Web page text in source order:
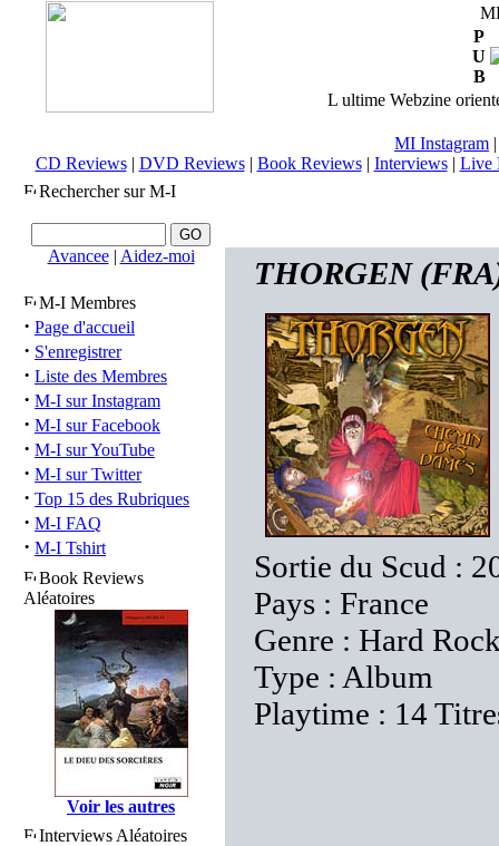
P
U
B
L ultime Webzine
MI Instagram
CD Reviews| DVD Reviews| Book Reviews| Interviews| Live
Rechercher sur M-I
Avancee| Aidez-moi
M-I Membres
· Page d'accueil
· S'enregistrer
· Liste des Membres
· M-I sur Instagram
· M-I sur Facebook
· M-I sur YouTube
· M-I sur Twitter
· Top 15 des Rubriques
· M-I FAQ
· M-I Tshirt
Book Reviews
Aléatoires
Voir les autres
Interviews Aléatoires
THORGEN
Sortie du Scud :
Pays : France
Genre : Hard
Type : Album
Playtime : 14